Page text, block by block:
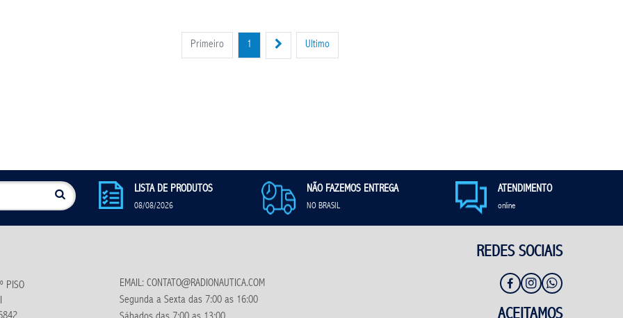
Primeiro 1 Ultimo
LISTA DE PRODUTOS
08/08/2026
NÃO FAZEMOS ENTREGA
NO BRASIL
ATENDIMENTO
online
PISO
EMAIL: CONTATO@RADIONAUTICA.COM
Segunda a Sexta das 7:00 as 16:00
REDES SOCIAIS
ACEITAMOS